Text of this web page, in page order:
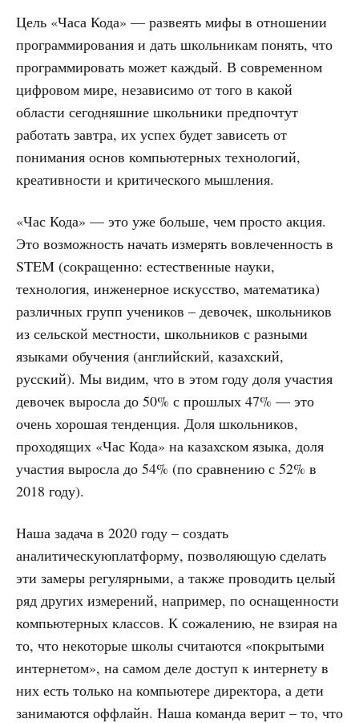
Цель «Часа Кода» — развеять мифы в отношении
программирования и дать школьникам понять, что
программировать может каждый. В современном
цифровом мире, независимо от того в какой
области сегодняшние школьники предпочтут
работать завтра, их успех будет зависеть от
понимания основ компьютерных технологий,
креативности и критического мышления.
«Час Кода» — это уже больше, чем просто акция.
Это возможность начать измерять вовлеченность в
STEM (сокращенно: естественные науки,
технология, инженерное искусство, математика)
различных групп учеников – девочек, школьников
из сельской местности, школьников с разными
языками обучения (английский, казахский,
русский). Мы видим, что в этом году доля участия
девочек выросла до 50% с прошлых 47% — это
очень хорошая тенденция. Доля школьников,
проходящих «Час Кода» на казахском языка, доля
участия выросла до 54% (по сравнению с 52% в
2018 году).
Наша задача в 2020 году – создать
аналитическуюплатформу, позволяющую сделать
эти замеры регулярными, а также проводить целый
ряд других измерений, например, по оснащенности
компьютерных классов. К сожалению, не взирая на
то, что некоторые школы считаются «покрытыми
интернетом», на самом деле доступ к интернету в
них есть только на компьютере директора, а дети
занимаются оффлайн. Наша команда верит – то, что